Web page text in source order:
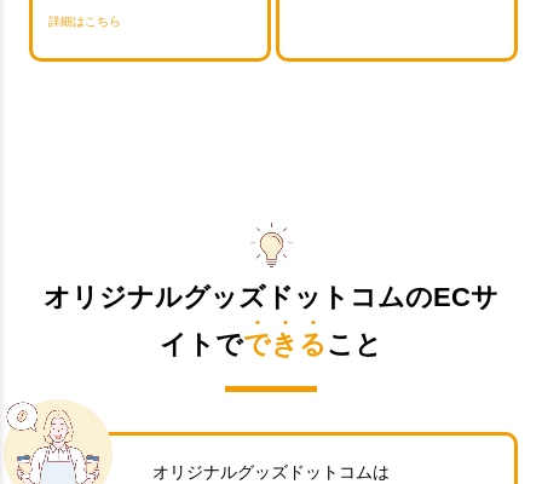
詳細はこちら
オリジナルグッズドットコムのECサ
イトでできる こと
オリジナルグッズドットコムは